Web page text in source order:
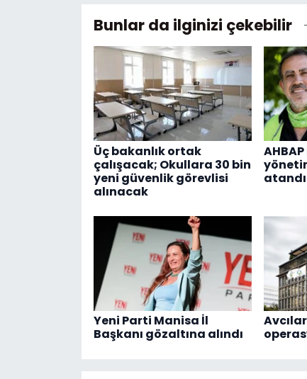
Bunlar da ilginizi çekebilir
Üç bakanlık ortak
çalışacak; Okullara 30 bin
yeni güvenlik görevlisi
alınacak
atandı
Yeni Parti Manisa İl
Başkanı gözaltına alındı